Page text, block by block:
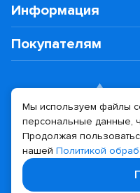
Информация
Покупателям
Политика
Дизайн сайта
Мы используем файлы
персональные данные,
Продолжая
нашей Политикой